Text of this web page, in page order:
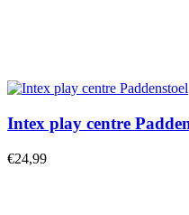
Intex play centre
€24,99